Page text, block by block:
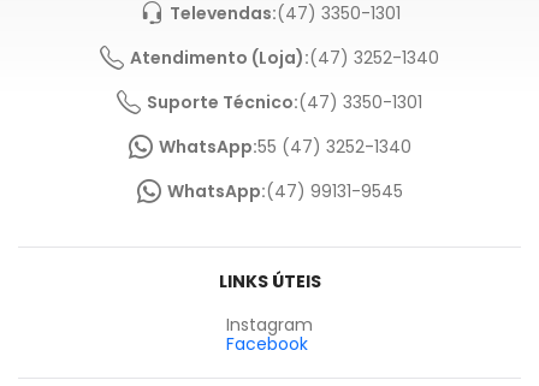
Televendas:(47) 3350-1301
Atendimento (Loja):(47) 3252-1340
Suporte Técnico:(47) 3350-1301
WhatsApp:55 (47) 3252-1340
WhatsApp:(47) 99131-9545
LINKS ÚTEIS
Instagram
Facebook